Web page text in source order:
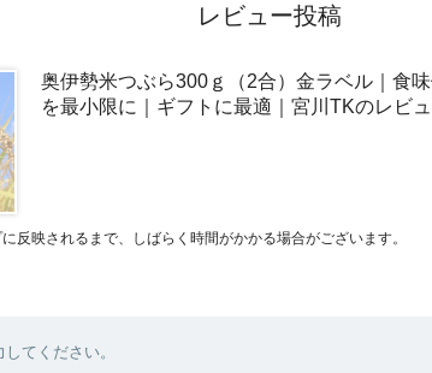
レビュー投稿
奥伊勢米つぶら300ｇ（2合）金ラベル｜食
を最小限に｜ギフトに最適｜宮川TKのレビ
反映されるまで、しばらく時間がかかる場合がございます。
てください。